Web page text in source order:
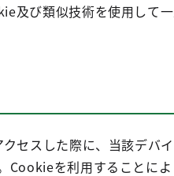
及び類似技術を使用して
セスした際に、当該デバ
Cookieを利用することに